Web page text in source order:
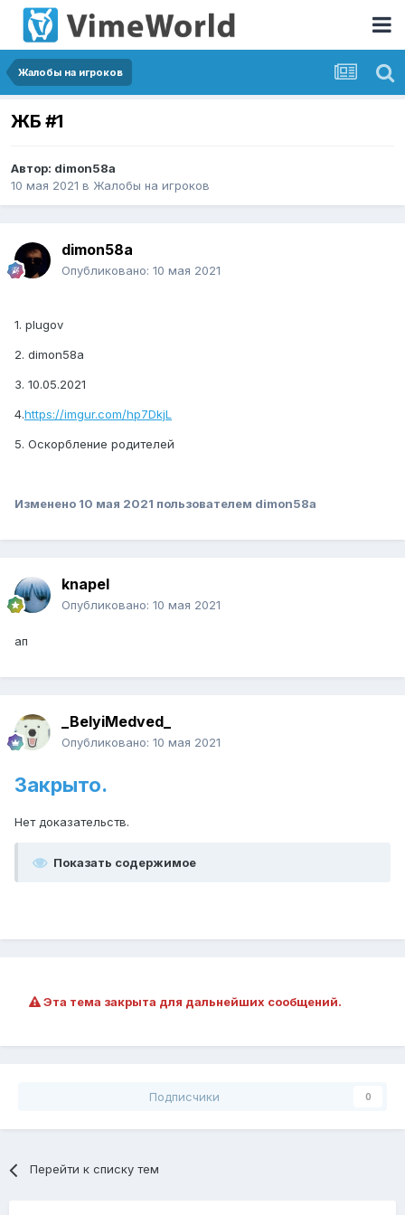
Жалобы на игроков
ЖБ #1
Автор: dimon58a
10 мая 2021 в Жалобы на игроков
dimon58a
Опубликовано: 10 мая 2021
1. plugov
2. dimon58a
3. 10.05.2021
4.https://imgur.com/hp7DkjL
5. Оскорбление родителей
Изменено 10 мая 2021 пользователем dimon58a
knapel
Опубликовано: 10 мая 2021
ап
_BelyiMedved_
Опубликовано: 10 мая 2021
Закрыто.
Нет доказательств.
Показать содержимое
Эта тема закрыта для дальнейших сообщений.
Подписчики 0
Перейти к списку тем